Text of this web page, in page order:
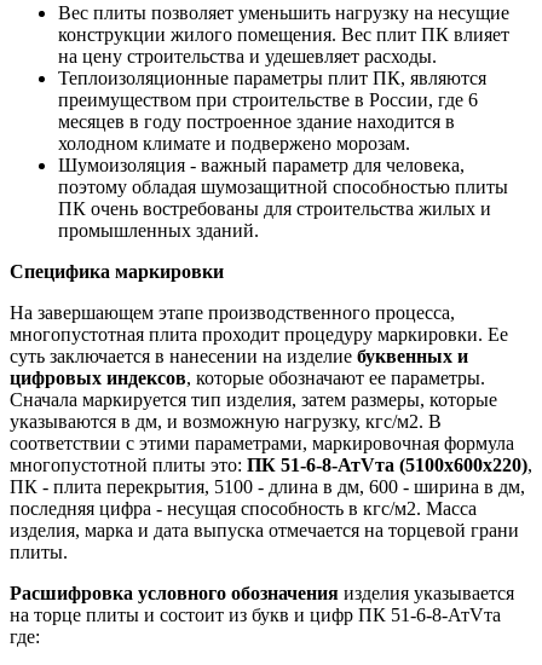
Вес плиты позволяет уменьшить нагрузку на несущие
конструкции жилого помещения. Вес плит ПК влияет
на цену строительства и удешевляет расходы.
Теплоизоляционные параметры плит ПК, являются
преимуществом при строительстве в России, где 6
месяцев в году построенное здание находится в
холодном климате и подвержено морозам.
Шумоизоляция - важный параметр для человека,
поэтому обладая шумозащитной способностью плиты
ПК очень востребованы для строительства жилых и
промышленных зданий.
Специфика маркировки
На завершающем этапе производственного процесса,
многопустотная плита проходит процедуру маркировки. Ее
суть заключается в нанесении на изделие буквенных и
цифровых индексов, которые обозначают ее параметры.
Сначала маркируется тип изделия, затем размеры, которые
указываются в дм, и возможную нагрузку, кгс/м2. В
соответствии с этими параметрами, маркировочная формула
многопустотной плиты это: ПК 51-6-8-АтVта (5100х600х220),
ПК - плита перекрытия, 5100 - длина в дм, 600 - ширина в дм,
последняя цифра - несущая способность в кгс/м2. Масса
изделия, марка и дата выпуска отмечается на торцевой грани
плиты.
Расшифровка условного обозначения изделия указывается
на торце плиты и состоит из букв и цифр ПК 51-6-8-АтVта
где: